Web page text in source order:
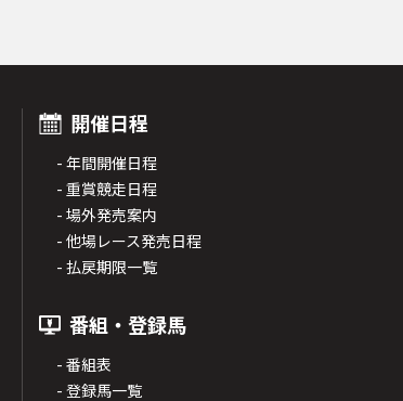
開催日程
- 年間開催日程
- 重賞競走日程
- 場外発売案内
- 他場レース発売日程
- 払戻期限一覧
番組・登録馬
- 番組表
- 登録馬一覧